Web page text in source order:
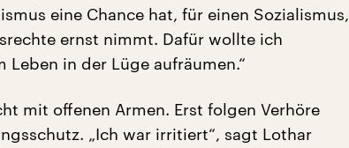
eine Chance hat, für einen Sozialismus,
ernst nimmt. Dafür wollte ich
in der Lüge aufräumen.“
mit offenen Armen. Erst folgen Verhöre
„Ich war irritiert“, sagt Lothar